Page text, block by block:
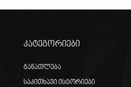
კატეგორიები
განათლება
საკითხავი ისტორიები